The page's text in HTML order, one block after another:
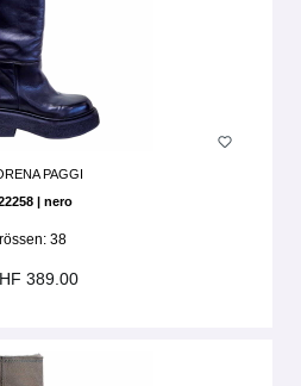
PAGGI
| nero
38
389.00